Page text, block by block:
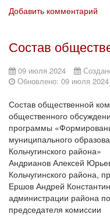
Добавить комментарий
Состав
09 июля 2024
Обновлено: 09 июля 2024
Состав общественной
общественного
программы
муниципального
Кольчугинского района»
Андрианов Алексей
Кольчугинского района,
Ершов Андрей
администрации района
председателя комиссии